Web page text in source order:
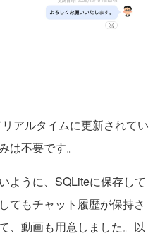
アルタイムに更新されてい
は不要です。
ように、SQLiteに保存して
てもチャット履歴が保持さ
、動画も用意しました。以